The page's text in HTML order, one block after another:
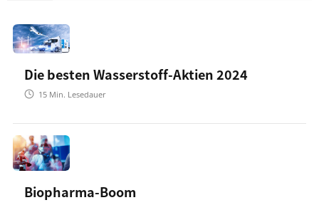
Die besten Wasserstoff-Aktien 2024
15 Min. Lesedauer
Biopharma-Boom